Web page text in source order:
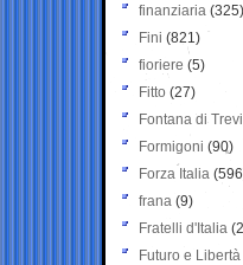
finanziaria (325)
Fini (821)
fioriere (5)
Fitto (27)
Fontana di Trevi
Formigoni (90)
Forza Italia
frana (9)
Fratelli d'Italia
Futuro e Libertà